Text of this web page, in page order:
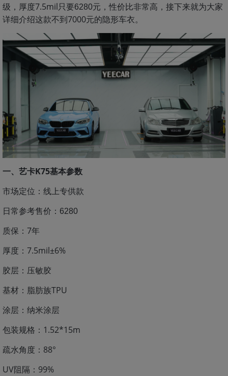
级，厚度7.5mil只要6280元，性价比非常高，接下来就为大家
详细介绍这款不到7000元的隐形车衣。
一、艺卡K75基本参数
市场定位：线上专供款
日常参考售价： 6280
质保：7年
厚度：7.5mil±6%
胶层：压敏胶
基材：脂肪族TPU
涂层：纳米涂层
包装规格：1.52*15m
疏水角度：88°
UV阻隔：99%